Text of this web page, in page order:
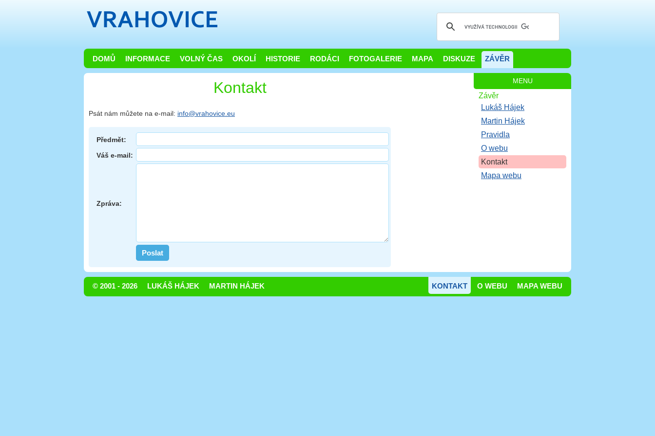
DOMŮ INFORMACE VOLNÝ ČAS OKOLÍ HISTORIE RODÁCI FOTOGALERIE MAPA DISKUZE ZÁVĚR
Kontakt
Psát nám můžete na e-mail: info@vrahovice.eu
Předmět:
Váš e-mail:
Zpráva:
MENU
Závěr
Lukáš Hájek
Martin Hájek
Pravidla
O webu
Kontakt
Mapa webu
© 2001 - 2026 LUKÁŠ HÁJEK MARTIN HÁJEK MAPA WEBU
O WEBU
KONTAKT